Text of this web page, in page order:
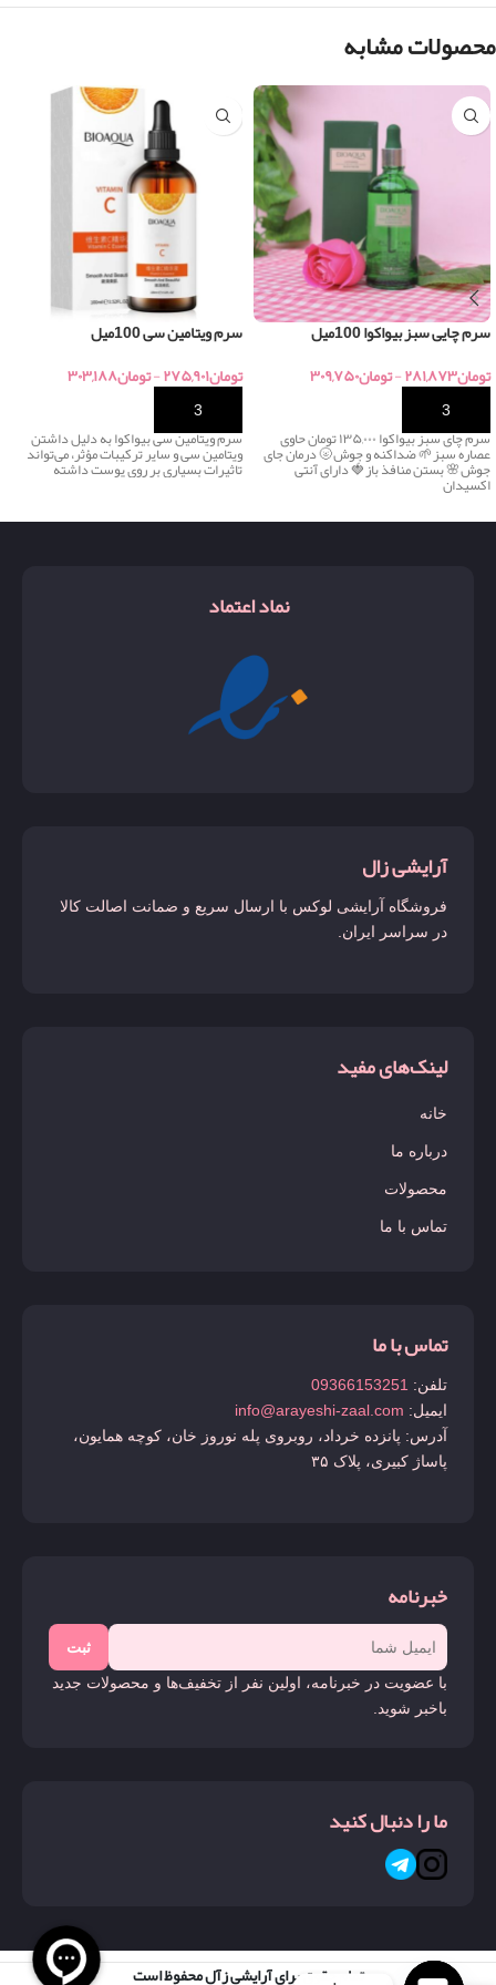
محصولات مشابه
سرم چایی سبز بیواکوا 100میل
تومان۲۸۱,۸۷۳-تومان۳۰۹,۷۵۰
سرم چای سبز بیواکوا ۱۳۵,۰۰۰ تومان حاوی
عصاره سبز🌱 ضداکنه و جوش🌝 درمان جای
جوش🌸 بستن منافذ باز🍓 دارای آنتی
اکسیدان
سرم ویتامین سی 100میل
تومان۲۷۵,۹۰۱-تومان۳۰۳,۱۸۸
سرم ویتامین سی بیواکوا به دلیل داشتن
ویتامین سی و سایر ترکیبات مؤثر، می‌تواند
تاثیرات بسیاری بر روی پوست داشته
نماد اعتماد
آرایشی زال
فروشگاه آرایشی لوکس با ارسال سریع و ضمانت اصالت کالا
در سراسر ایران.
لینک‌های مفید
خانه
درباره ما
محصولات
تماس با ما
تماس با ما
تلفن: 09366153251
ایمیل: info@arayeshi-zaal.com
آدرس: پانزده خرداد، روبروی پله نوروز خان، کوچه همایون،
پاساژ کبیری، پلاک ۳۵
خبرنامه
ثبت
با عضویت در خبرنامه، اولین نفر از تخفیف‌ها و محصولات جدید
باخبر شوید.
ما را دنبال کنید
تمام حقوق برای آرایشی زآل محفوظ است